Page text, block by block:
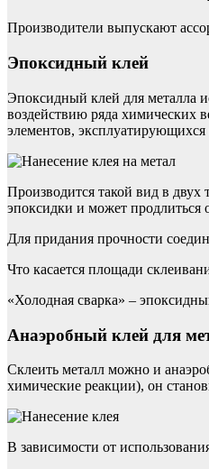
Производители выпускают
Эпоксидный клей
Эпоксидный клей для металла
воздействию ряда химических
элементов, эксплуатирующихся
Производится такой вид в двух
эпоксидки и может продлиться
Для придания прочности
Что касается площади
«Холодная сварка» –
Анаэробный клей для
Склеить металл можно и
химические реакции), он
В зависимости от